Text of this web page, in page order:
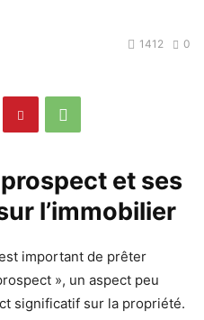
0
1412
et ses
l’immobilier
important de prêter
», un aspect peu
significatif sur la propriété.